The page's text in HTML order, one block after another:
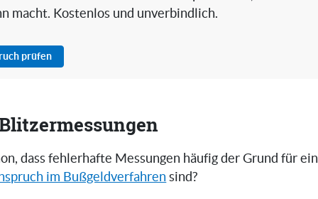
macht. Kostenlos und unverbindlich.
prüfen
dass fehlerhafte Messungen häufig der Grund für
im Bußgeldverfahren sind?